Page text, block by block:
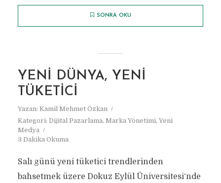
SONRA OKU
YENI DÜNYA, YENI
TÜKETICI
Yazan: Kamil Mehmet Özkan
Kategori: Dijital Pazarlama, Marka Yönetimi, Yeni
Medya
3 Dakika Okuma
Salı günü yeni tüketici trendlerinden
bahsetmek üzere Dokuz Eylül Üniversitesi‘nde